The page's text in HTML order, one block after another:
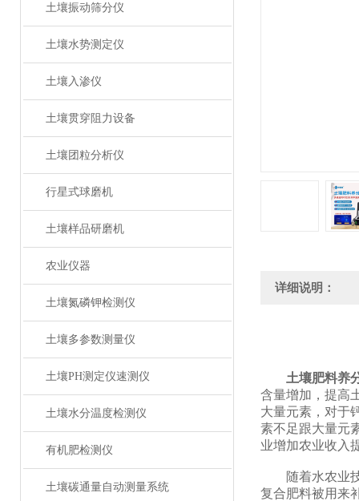
土壤振动筛分仪
土壤水势测定仪
土壤入渗仪
土壤贯穿阻力设备
土壤团粒分析仪
行星式球磨机
土壤样品研磨机
农业仪器
土壤氮磷钾检测仪
土壤多参数测量仪
土壤PH测定仪速测仪
土壤水分温度检测仪
有机肥检测仪
土壤碳通量自动测量系统
详细说明：
土壤肥料养
含量增加，提高
大量元素，对于
素不足跟大量元
业增加农业收入
随着水农业技
复合肥料被用来